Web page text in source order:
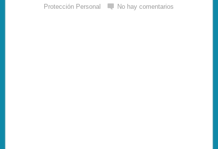
Protección Personal
No hay comentarios